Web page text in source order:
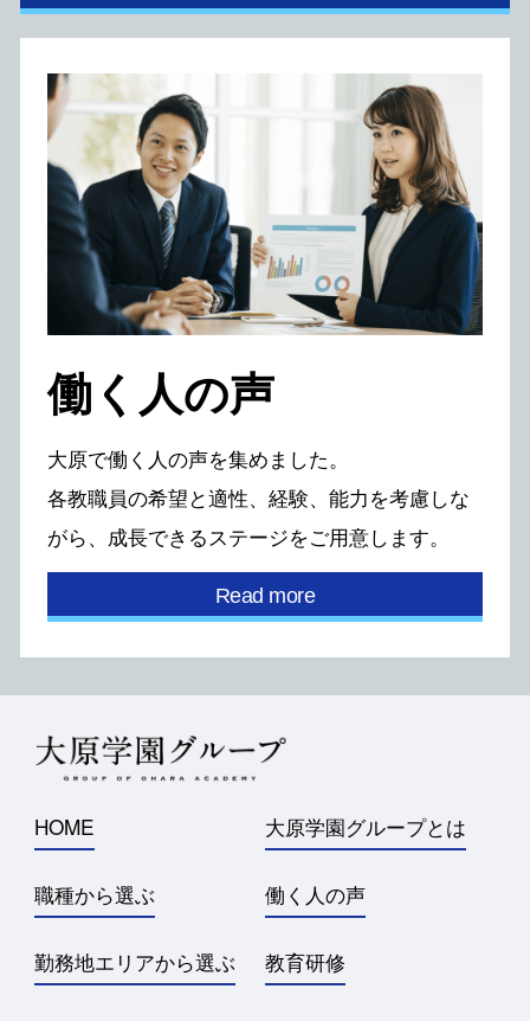
働く⼈の声
⼤原で働く⼈の声を集めました。
各教職員の希望と適性、経験、能⼒を考慮しな
がら、
成⻑できるステージをご⽤意します。
Read more
HOME
職種から選ぶ
勤務地エリアから選ぶ
大原学園グループとは
働く人の声
教育研修